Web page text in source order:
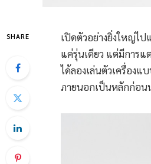
SHARE
เปิดตัวอย่างยิ่งใหญ่ไป
แค่รุ่นเดียว แต่มีการแ
ได้ลองเล่นตัวเครื่อง
ภายนอกเป็นหลักก่อน